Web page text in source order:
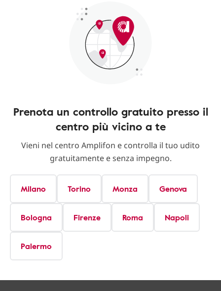
Prenota un controllo gratuito presso il
centro più vicino a te
Vieni nel centro Amplifon e controlla il tuo udito
gratuitamente e senza impegno.
Milano Torino Monza Genova
Bologna Firenze Roma Napoli
Palermo